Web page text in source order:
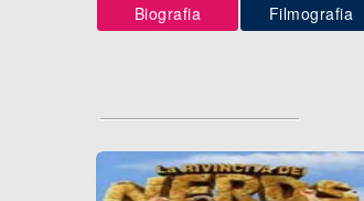
Biografia Filmografia